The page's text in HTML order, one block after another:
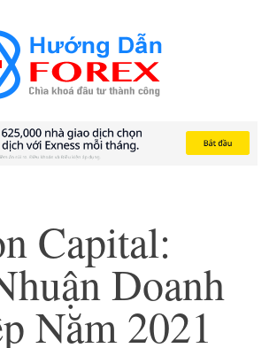
Capital:
Doanh
Năm 2021